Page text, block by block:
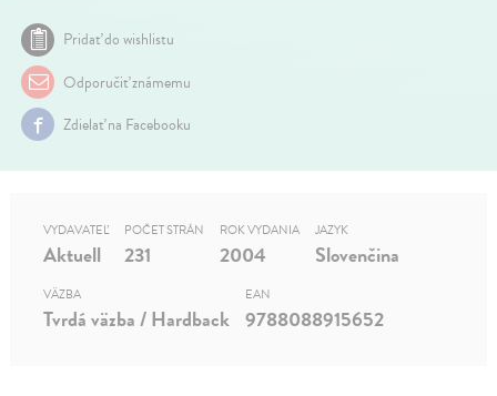
Pridať do wishlistu
Odporučiť známemu
Zdielať na Facebooku
VYDAVATEĽ
Aktuell
POČET STRÁN
231
ROK VYDANIA
2004
JAZYK
Slovenčina
VÄZBA
Tvrdá väzba / Hardback
EAN
9788088915652